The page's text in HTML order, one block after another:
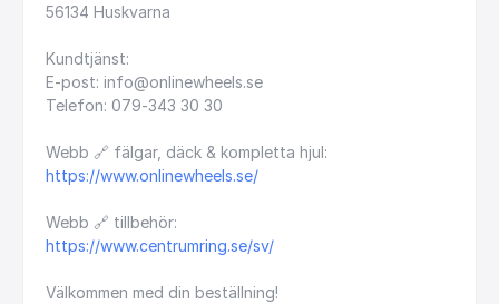
56134 Huskvarna
Kundtjänst:
E-post: info@onlinewheels.se
Telefon: 079-343 30 30
Webb 🔗 fälgar, däck & kompletta hjul:
https://www.onlinewheels.se/
Webb 🔗 tillbehör:
https://www.centrumring.se/sv/
Välkommen med din beställning!